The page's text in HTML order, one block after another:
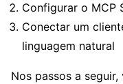
Configurar o MCP
Conectar um
linguagem natural
Nos passos a